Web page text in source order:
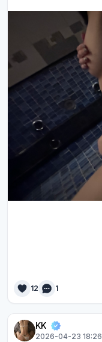
12 1
KK
2026-04-23 18:26